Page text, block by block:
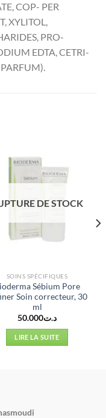
COP- PER
XYLITOL,
PRO-
EDTA, CETRI-
DE STOCK
SOINS SPÉCIFIQUES
Sébium Pore
Soin correcteur, 30
ml
د.ت50.000
LIRE LA SUITE